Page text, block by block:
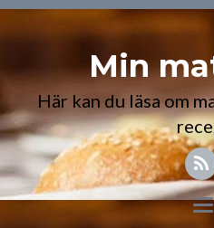
Min
Här kan du läsa om